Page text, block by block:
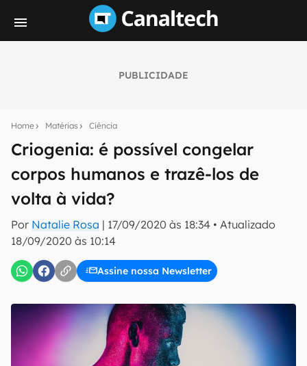
PUBLICIDADE
Home Matérias Ciência
Criogenia: é possível congelar
corpos humanos e trazê-los de
volta à vida?
Por Natalie Rosa | 17/09/2020 às 18:34 • Atualizado
18/09/2020 às 10:14
Assine nossa Newsletter
notícias e reviews sobre tecnologia em primeira
E-mail
inscreva-se
Confirmo que li, aceito e concordo com os Termos de
Uso e Política de Privacidade do Canaltech.